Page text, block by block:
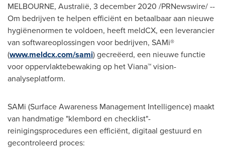
MELBOURNE, Australië, 3 december 2020 /PRNewswire/ --
Om bedrijven te helpen efficiënt en betaalbaar aan nieuwe
hygiënenormen te voldoen, heeft meldCX, een leverancier
van softwareoplossingen voor bedrijven, SAMi®
(www.meldcx.com/sami) gecreëerd, een nieuwe functie
voor oppervlaktebewaking op het Viana™ vision-
analyseplatform.
SAMi (Surface Awareness Management Intelligence) maakt
van handmatige "klembord en checklist"-
reinigingsprocedures een efficiënt, digitaal gestuurd en
gecontroleerd proces: